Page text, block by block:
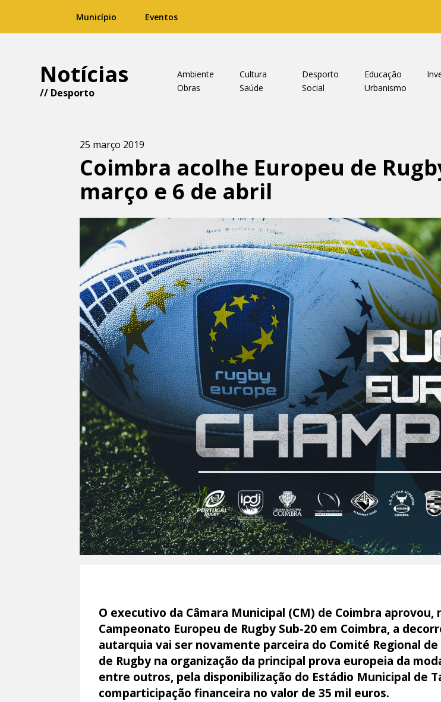
Município Eventos
Notícias
// Desporto
Ambiente Cultura Desporto Educação
Obras
Saúde Social Urbanismo
25 março 2019
Coimbra acolhe Europeu de
março e 6 de abril
O executivo da Câmara Municipal (CM) de Coimbra
Campeonato Europeu de Rugby Sub-20 em Coimbra, a
autarquia vai ser novamente parceira do Comité Regional
de Rugby na organização da principal prova europeia da
entre outros, pela disponibilização do Estádio Municipal de
comparticipação financeira no valor de 35 mil euros.